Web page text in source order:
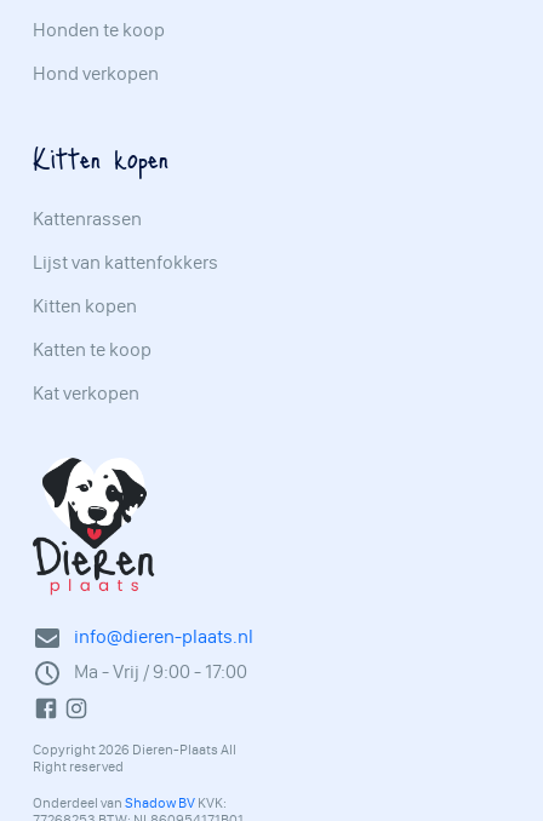
info@dieren-plaats.nl
Ma - Vrij / 9:00 - 17:00
Copyright 2026 Dieren-Plaats All
Right reserved
Onderdeel van Shadow BV KVK:
Honden te koop
Hond verkopen
Kitten kopen
Kattenrassen
Lijst van kattenfokkers
Kitten kopen
Katten te koop
Kat verkopen